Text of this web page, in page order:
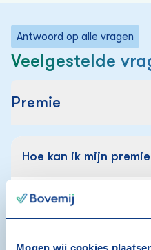
Mogen wij cookies
Antwoord op alle vragen
Veelgestelde
Premie
Hoe kan ik mijn
Ontvang je een factuur?
te betalen. Je krijgt de